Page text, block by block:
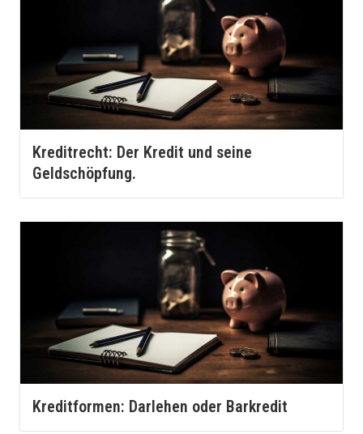
Kreditrecht: Der Kredit und seine
Geldschöpfung.
Kreditformen: Darlehen oder Barkredit